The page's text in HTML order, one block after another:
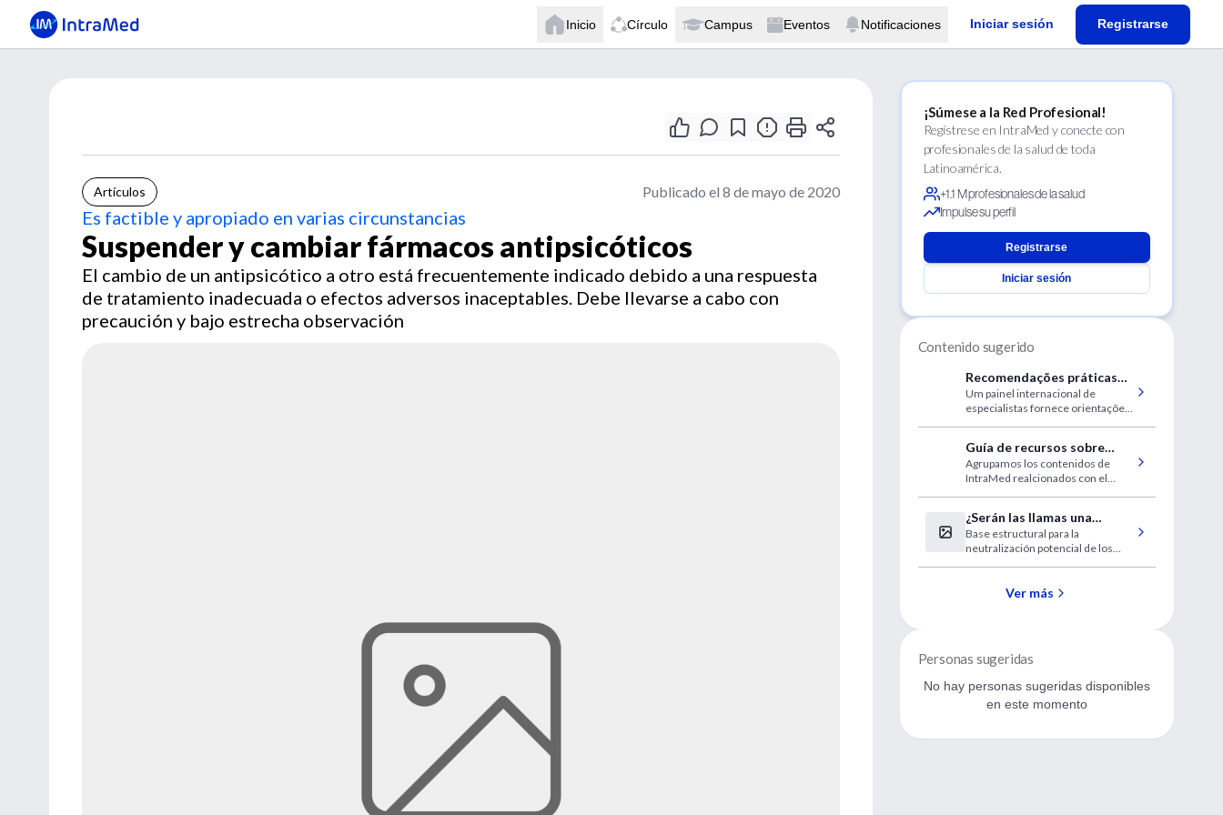
Inicio Círculo Campus Eventos Notificaciones Iniciar sesión Registrarse
Artículos Publicado el 8 de mayo de 2020
Es factible y apropiado en varias circunstancias
Suspender y cambiar fármacos antipsicóticos
El cambio de un antipsicótico a otro está frecuentemente indicado debido a una respuesta
de tratamiento inadecuada o efectos adversos inaceptables. Debe llevarse a cabo con
precaución y bajo estrecha observación
¡Súmese a la Red Profesional!
Regístrese en IntraMed y conecte con
profesionales de la salud de toda
Latinoamérica.
+1.1 M profesionales de la salud
Impulse su perfil
Registrarse
Iniciar sesión
Contenido sugerido
Recomendações práticas
para o manejo do diabetes
em pacientes com COVID-
19
Um painel internacional de
especialistas fornece orientações
pandemia
Guía de recursos sobre
Coronavirus (1era. parte)
Agrupamos los contenidos de
IntraMed realcionados con el
a los colegas
¿Serán las llamas una
solución contra el
coronavirus?
Base estructural para la
neutralización potencial de los
Ver más
Personas sugeridas
No hay personas sugeridas disponibles
en este momento